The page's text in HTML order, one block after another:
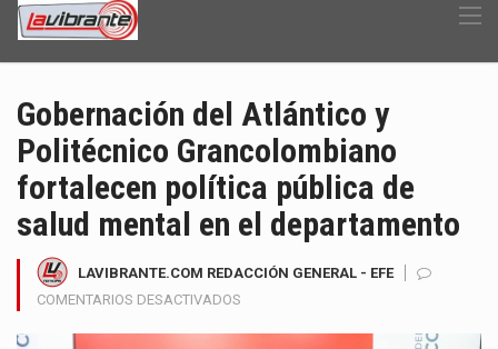
Gobernación del Atlántico y
Politécnico Grancolombiano
fortalecen política pública de
salud mental en el departamento
LAVIBRANTE.COM REDACCIÓN GENERAL - EFE
COMENTARIOS DESACTIVADOS